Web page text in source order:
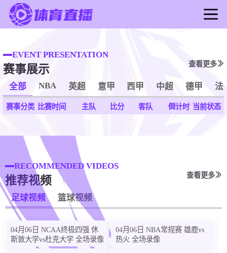
足球直播
篮球直播
足球录像
篮球录像
足球新闻
EVENT PRESENTATION
赛事展示 查看更多
全部 NBA 英超 意甲 西甲 中超 德甲 法
赛事分类 比赛时间 主队 比分 客队 倒计时 当前状态
RECOMMENDED VIDEOS
推荐视频 查看更多
足球视频 篮球视频
04月06日 NCAA终极四强 休
斯敦大学vs杜克大学 全场录像
04月06日 NBA常规赛 雄鹿vs
热火 全场录像